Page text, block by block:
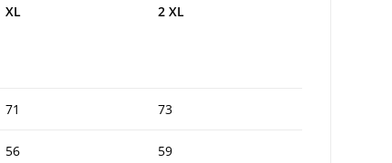
XL 2 XL
71 73
56 59